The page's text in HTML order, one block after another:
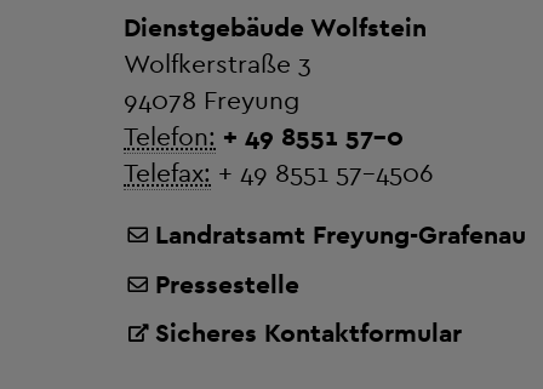
Dienstgebäude Wolfstein
Wolfkerstraße 3
94078 Freyung
Telefon: + 49 8551 57-0
Telefax: + 49 8551 57-4506
Landratsamt Freyung-Grafenau
Pressestelle
Sicheres Kontaktformular